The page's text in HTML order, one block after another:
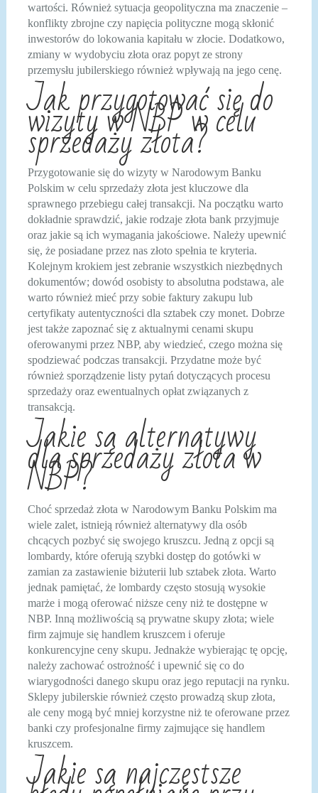
wartości. Również sytuacja geopolityczna ma znaczenie –
konflikty zbrojne czy napięcia polityczne mogą skłonić
inwestorów do lokowania kapitału w złocie. Dodatkowo,
zmiany w wydobyciu złota oraz popyt ze strony
przemysłu jubilerskiego również wpływają na jego cenę.
Jak przygotować się do
wizyty w NBP w celu
sprzedaży złota?
Przygotowanie się do wizyty w Narodowym Banku
Polskim w celu sprzedaży złota jest kluczowe dla
sprawnego przebiegu całej transakcji. Na początku warto
dokładnie sprawdzić, jakie rodzaje złota bank przyjmuje
oraz jakie są ich wymagania jakościowe. Należy upewnić
się, że posiadane przez nas złoto spełnia te kryteria.
Kolejnym krokiem jest zebranie wszystkich niezbędnych
dokumentów; dowód osobisty to absolutna podstawa, ale
warto również mieć przy sobie faktury zakupu lub
certyfikaty autentyczności dla sztabek czy monet. Dobrze
jest także zapoznać się z aktualnymi cenami skupu
oferowanymi przez NBP, aby wiedzieć, czego można się
spodziewać podczas transakcji. Przydatne może być
również sporządzenie listy pytań dotyczących procesu
sprzedaży oraz ewentualnych opłat związanych z
transakcją.
Jakie są alternatywy
dla sprzedaży złota w
NBP?
Choć sprzedaż złota w Narodowym Banku Polskim ma
wiele zalet, istnieją również alternatywy dla osób
chcących pozbyć się swojego kruszcu. Jedną z opcji są
lombardy, które oferują szybki dostęp do gotówki w
zamian za zastawienie biżuterii lub sztabek złota. Warto
jednak pamiętać, że lombardy często stosują wysokie
marże i mogą oferować niższe ceny niż te dostępne w
NBP. Inną możliwością są prywatne skupy złota; wiele
firm zajmuje się handlem kruszcem i oferuje
konkurencyjne ceny skupu. Jednakże wybierając tę opcję,
należy zachować ostrożność i upewnić się co do
wiarygodności danego skupu oraz jego reputacji na rynku.
Sklepy jubilerskie również często prowadzą skup złota,
ale ceny mogą być mniej korzystne niż te oferowane przez
banki czy profesjonalne firmy zajmujące się handlem
kruszcem.
Jakie są najczęstsze